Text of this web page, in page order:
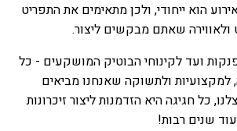
הוא ייחודי, ולכן מתאימים את התפריט
שאתם מבקשים ליצור.
ועד לקינוחי הבוטיק המושקעים - כל
ולתשוקה שאנחנו מביאים
כל חגיגה היא הזדמנות ליצור זיכרונות
שנים רבות!